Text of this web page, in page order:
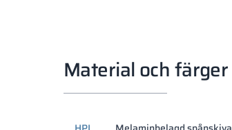
Material och färger